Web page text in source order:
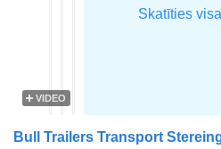
VIDEO
Bull Trailers Transport